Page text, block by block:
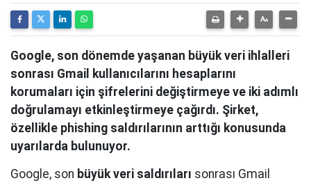
Google, son dönemde yaşanan büyük veri ihlalleri
sonrası Gmail kullanıcılarını hesaplarını
korumaları için şifrelerini değiştirmeye ve iki adımlı
doğrulamayı etkinleştirmeye çağırdı. Şirket,
özellikle phishing saldırılarının arttığı konusunda
uyarılarda bulunuyor.
Google, son büyük veri saldırıları sonrası Gmail